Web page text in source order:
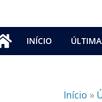
INÍCIO
Início »